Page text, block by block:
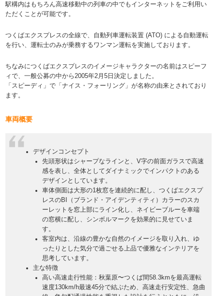
駅構内はもちろん高速移動中の列車の中でもインターネットをご利用い
ただくことが可能です。
つくばエクスプレスの全線で、自動列車運転装置 (ATO) による自動運転
を行い、運転士のみが乗務するワンマン運転を実施しております。
ちなみにつくばエクスプレスのイメージキャラクターの名前はスピーフ
ィで、一般公募の中から2005年2月5日決定しました。
「スピーディ」で「ナイス・フォーリング」が名称の由来とされており
ます。
車両概要
デザインコンセプト
先頭形状はシャープなラインと、V字の前面ガラスで高速
感を表し、全体としてダイナミックでインパクトのある
デザインとしています。
車体側面は大形の1枚窓を連続的に配し、つくばエクスプ
レスのBI（ブランド・アイデンティティ）カラーのスカ
ーレットを窓上部にライン化し、ネイビーブルーを車端
の窓横に配し、シンボルマークを効果的に見せていま
す。
客室内は、沿線の豊かな自然のイメージを取り入れ、ゆ
ったりとした気分で過ごせる上品で優雅なインテリアを
思考しています。
主な特徴
高い高速走行性能：秋葉原〜つくば間58.3kmを最高運転
速度130km/h最速45分で結ぶため、高速走行安定性、急曲